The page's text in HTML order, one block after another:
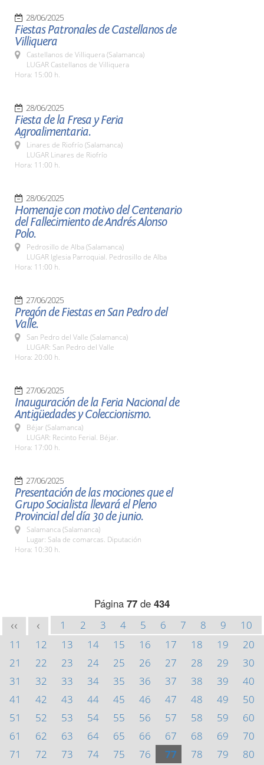
28/06/2025
Fiestas Patronales de Castellanos de
Villiquera
Castellanos de Villiquera (Salamanca)
LUGAR Castellanos de Villiquera
Hora: 15:00 h.
28/06/2025
Fiesta de la Fresa y Feria
Agroalimentaria.
Linares de Riofrío (Salamanca)
LUGAR Linares de Riofrío
Hora: 11:00 h.
28/06/2025
Homenaje con motivo del Centenario
del Fallecimiento de Andrés Alonso
Polo.
Pedrosillo de Alba (Salamanca)
LUGAR Iglesia Parroquial. Pedrosillo de Alba
Hora: 11:00 h.
27/06/2025
Pregón de Fiestas en San Pedro del
Valle.
San Pedro del Valle (Salamanca)
LUGAR: San Pedro del Valle
Hora: 20:00 h.
27/06/2025
Inauguración de la Feria Nacional de
Antigüedades y Coleccionismo.
Béjar (Salamanca)
LUGAR: Recinto Ferial. Béjar.
Hora: 17:00 h.
27/06/2025
Presentación de las mociones que el
Grupo Socialista llevará el Pleno
Provincial del día 30 de junio.
Salamanca (Salamanca)
Lugar: Sala de comarcas. Diputación
Hora: 10:30 h.
Página 77 de 434
<< < 1 2 3 4 5 6 7 8 9
10
11
12 13 14 15 16 17 18 19
20
21
22 23 24 25 26 27 28 29
30
31
32 33 34 35 36 37 38 39
40
41
42 43 44 45 46 47 48 49
50
51
52 53 54 55 56 57 58 59
60
61
62 63 64 65 66 67 68 69
70
71
72 73 74 75 76 77 78 79
80